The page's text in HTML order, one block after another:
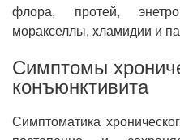
флора, протей,
моракселлы, хламидии и
Симптомы
конъюнктивита
Симптоматика